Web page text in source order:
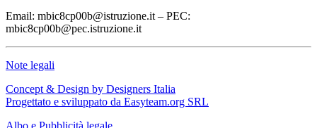
Email: mbic8cp00b@istruzione.it – PEC:
mbic8cp00b@pec.istruzione.it
Note legali
Concept & Design by Designers Italia
Progettato e sviluppato da Easyteam.org SRL
Albo e Pubblicità legale